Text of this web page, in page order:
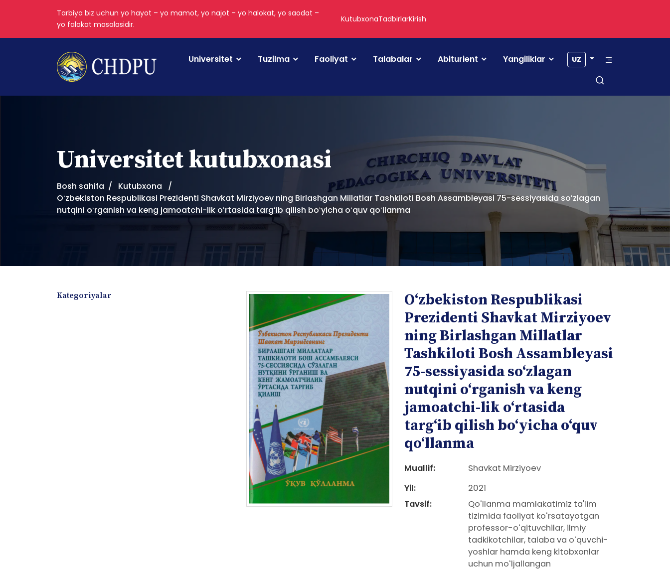
Tarbiya biz uchun yo hayot – yo mamot, yo najot – yo halokat, yo saodat –
yo falokat masalasidir.
KutubxonaTadbirlarKirish
Universitet Tuzilma Faoliyat Talabalar Abiturient Yangiliklar UZ
Universitet kutubxonasi
Bosh sahifa
Kutubxona
Oʻzbekiston Respublikasi Prezidenti Shavkat Mirziyoev ning Birlashgan Millatlar Tashkiloti Bosh Assambleyasi 75-sessiyasida soʻzlagan
nutqini oʻrganish va keng jamoatchi-lik oʻrtasida targʻib qilish boʻyicha oʻquv qoʻllanma
Kategoriyalar
Oʻzbekiston Respublikasi
Prezidenti Shavkat Mirziyoev
ning Birlashgan Millatlar
Tashkiloti Bosh Assambleyasi
75-sessiyasida soʻzlagan
nutqini oʻrganish va keng
jamoatchi-lik oʻrtasida
targʻib qilish boʻyicha oʻquv
qoʻllanma
Muallif:
Shavkat Mirziyoev
Yil:
2021
Tavsif:
Qoʻllanma mamlakatimiz ta'lim
tizimida faoliyat koʻrsatayotgan
professor-oʻqituvchilar, ilmiy
tadkikotchilar, talaba va oʻquvchi-
yoshlar hamda keng kitobxonlar
uchun moʻljallangan